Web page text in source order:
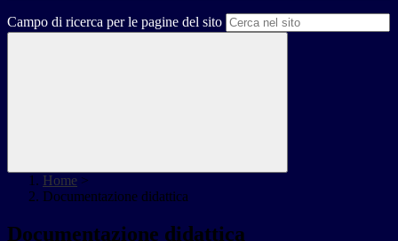
Campo di ricerca per le pagine del sito
Home >
Documentazione didattica
Documentazione didattica